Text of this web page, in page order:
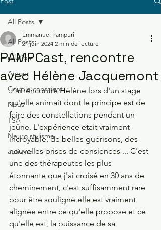
All Posts
relation
Amour
Couple conscient
Nous
TSA
Neuro stylisme
autisme
All Posts
PAMPCast, rencontre
avec Hélène Jacquemont
Emmanuel Pampuri
21 juin 2024 2 min de lecture
J'ai rencontré Hélène lors d'un stage
qu'elle animait dont le principe est de
faire des constellations pendant un
jeûne. L'expérience etait vraiment
incroyable, de belles guérisons, des
nouvelles prises de consiences ... C'est
une des thérapeutes les plus
étonnante que j'ai croisé en 30 ans de
cheminement, c'est suffisamment rare
pour être souligné elle est vraiment
alignée entre ce qu'elle propose et ce
qu'elle est, la puissance de sa